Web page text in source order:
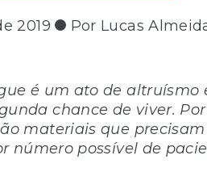
2019 Por Lucas
é um ato de
chance de viver.
materiais que
número possível de